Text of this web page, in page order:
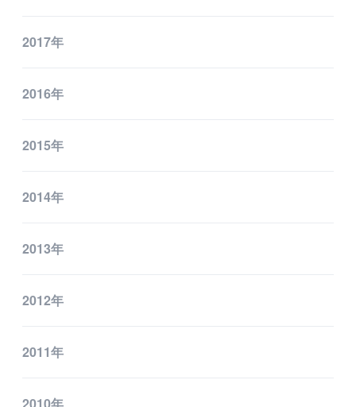
2017年
2016年
2015年
2014年
2013年
2012年
2011年